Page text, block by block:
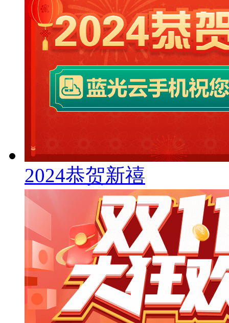
2024恭贺新禧